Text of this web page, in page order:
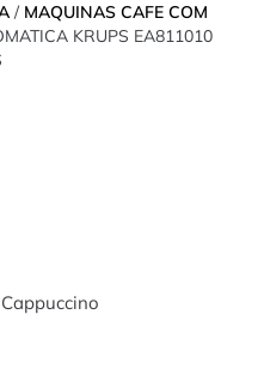
/ MAQUINAS CAFE COM
KRUPS EA811010